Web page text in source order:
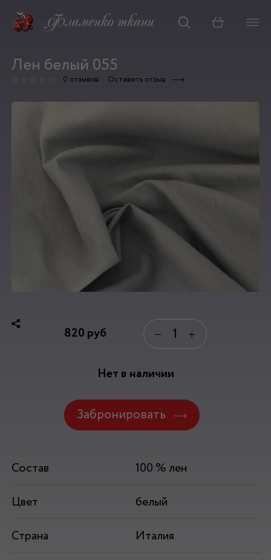
Корзина
Лен белый 055
0 отзывов Оставить отзыв
820 руб − +
Нет в наличии
Забронировать
Состав
100 % лен
Цвет
белый
Страна
Италия